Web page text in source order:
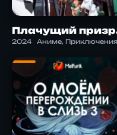
2024 Аниме, Приключения, Фэнтези,